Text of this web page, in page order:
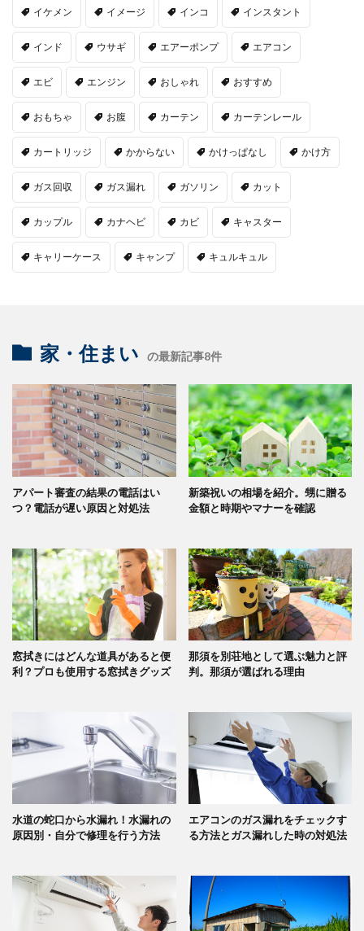
イケメン イメージ インコ インスタント
インド ウサギ エアーポンプ エアコン
エビ エンジン おしゃれ おすすめ
おもちゃ お腹 カーテン カーテンレール
カートリッジ かからない かけっぱなし かけ方
ガス回収 ガス漏れ ガソリン カット
カップル カナヘビ カビ キャスター
キャリーケース キャンプ キュルキュル
家・住まい の最新記事8件
アパート審査の結果の電話はい
つ？電話が遅い原因と対処法
新築祝いの相場を紹介。甥に贈る
金額と時期やマナーを確認
窓拭きにはどんな道具があると便
利？プロも使用する窓拭きグッズ
那須を別荘地として選ぶ魅力と評
判。那須が選ばれる理由
水道の蛇口から水漏れ！水漏れの
原因別・自分で修理を行う方法
エアコンのガス漏れをチェックす
る方法とガス漏れした時の対処法